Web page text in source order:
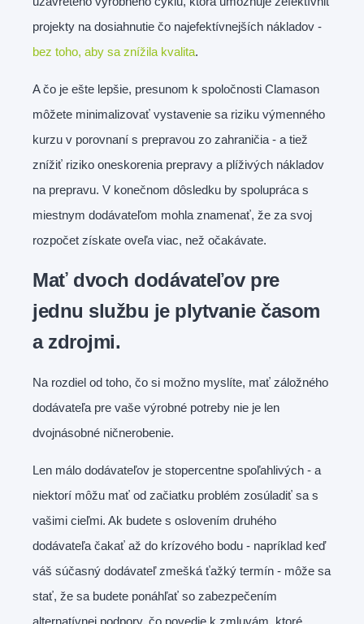
projekty na dosiahnutie čo najefektívnejších nákladov -
bez toho, aby sa znížila kvalita.
A čo je ešte lepšie, presunom k spoločnosti Clamason
môžete minimalizovať vystavenie sa riziku výmenného
kurzu v porovnaní s prepravou zo zahraničia - a tiež
znížiť riziko oneskorenia prepravy a plíživých nákladov
na prepravu. V konečnom dôsledku by spolupráca s
miestnym dodávateľom mohla znamenať, že za svoj
rozpočet získate oveľa viac, než očakávate.
Mať dvoch dodávateľov pre
jednu službu je plytvanie časom
a zdrojmi.
Na rozdiel od toho, čo si možno myslíte, mať záložného
dodávateľa pre vaše výrobné potreby nie je len
dvojnásobné ničnerobenie.
Len málo dodávateľov je stopercentne spoľahlivých - a
niektorí môžu mať od začiatku problém zosúladiť sa s
vašimi cieľmi. Ak budete s oslovením druhého
dodávateľa čakať až do krízového bodu - napríklad keď
váš súčasný dodávateľ zmešká ťažký termín - môže sa
stať, že sa budete ponáhľať so zabezpečením
alternatívnej podpory, čo povedie k zmluvám, ktoré